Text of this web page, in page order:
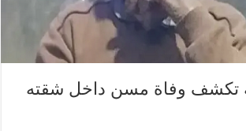
تكشف وفاة مسن داخل شقته